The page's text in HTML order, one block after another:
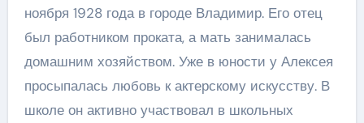
ноября 1928 года в городе Владимир. Его отец
был работником проката, а мать занималась
домашним хозяйством. Уже в юности у Алексея
просыпалась любовь к актерскому искусству. В
школе он активно участвовал в школьных